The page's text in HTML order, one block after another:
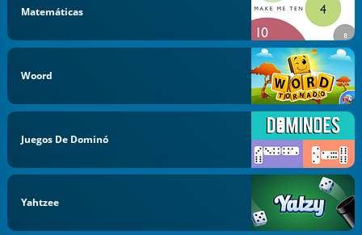
Matemáticas
Woord
Juegos De Dominó
Yahtzee